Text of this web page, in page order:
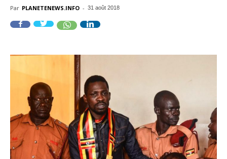
Par PLANETENEWS.INFO - 31 août 2018